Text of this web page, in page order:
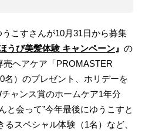
こすさんが10月31日から募集
うび美髪体験 キャンペーン 』 の
ヘアケア「PROMASTER
名）のプレゼント、ホリデーを
ャンス賞のホームケア1年分
と会って”今年最後にゆうこすと
スペシャル体験（1名）など、